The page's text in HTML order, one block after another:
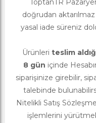
ToptanTR
doğrudan
yasal iade süreniz
Ürünleri teslim
8 gün içinde
siparişinize girebilir,
talebinde
Nitelikli Satış
işlemlerini